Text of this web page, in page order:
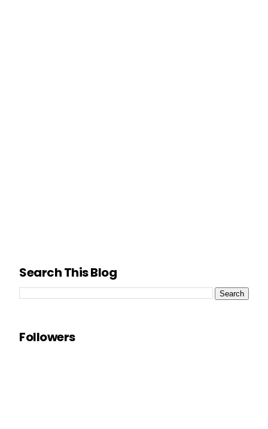
Search This Blog
Followers